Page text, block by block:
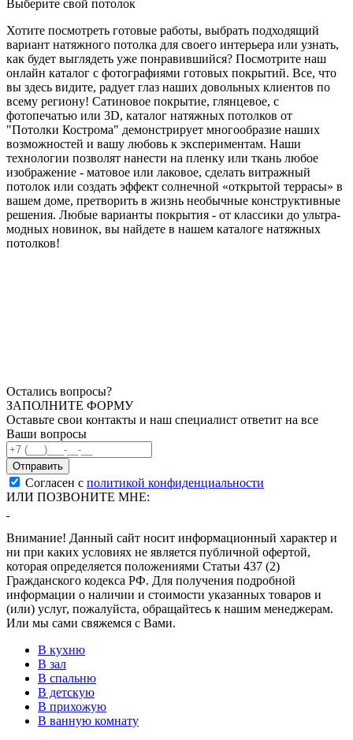
Выберите свой потолок
Хотите посмотреть готовые работы, выбрать подходящий
вариант натяжного потолка для своего интерьера или узнать,
как будет выглядеть уже понравившийся? Посмотрите наш
онлайн каталог с фотографиями готовых покрытий. Все, что
вы здесь видите, радует глаз наших довольных клиентов по
всему региону! Сатиновое покрытие, глянцевое, с
фотопечатью или 3D, каталог натяжных потолков от
"Потолки Кострома" демонстрирует многообразие наших
возможностей и вашу любовь к экспериментам. Наши
технологии позволят нанести на пленку или ткань любое
изображение - матовое или лаковое, сделать витражный
потолок или создать эффект солнечной «открытой террасы» в
вашем доме, претворить в жизнь необычные конструктивные
решения. Любые варианты покрытия - от классики до ультра-
модных новинок, вы найдете в нашем каталоге натяжных
потолков!
Остались вопросы?
ЗАПОЛНИТЕ ФОРМУ
Оставьте свои контакты и наш специалист ответит на все
Ваши вопросы
Согласен с политикой конфиденциальности
ИЛИ ПОЗВОНИТЕ МНЕ:
Внимание! Данный сайт носит информационный характер и
ни при каких условиях не является публичной офертой,
которая определяется положениями Статьи 437 (2)
Гражданского кодекса РФ. Для получения подробной
информации о наличии и стоимости указанных товаров и
(или) услуг, пожалуйста, обращайтесь к нашим менеджерам.
Или мы сами свяжемся с Вами.
В кухню
В зал
В спальню
В детскую
В прихожую
В ванную комнату